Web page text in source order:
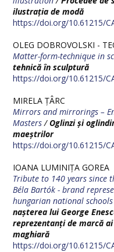
ilustrația de modă
https://doi.org/10.61215/
OLEG DOBROVOLSKI -
Matter-form-technique in
tehnică în sculptură
https://doi.org/10.61215/
MIRELA ȚÂRC
Mirrors and mirrorings –
Masters/Oglinzi și
maeștrilor
https://doi.org/10.61215/
IOANA LUMINIȚA GOREA
Tribute to 140 years since
Béla Bartók - brand
hungarian national
nașterea lui George
reprezentanți de marcă
maghiară
https://doi.org/10.61215/